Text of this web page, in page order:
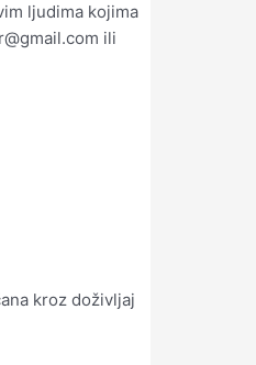
ljudima kojima
ili
kroz doživljaj